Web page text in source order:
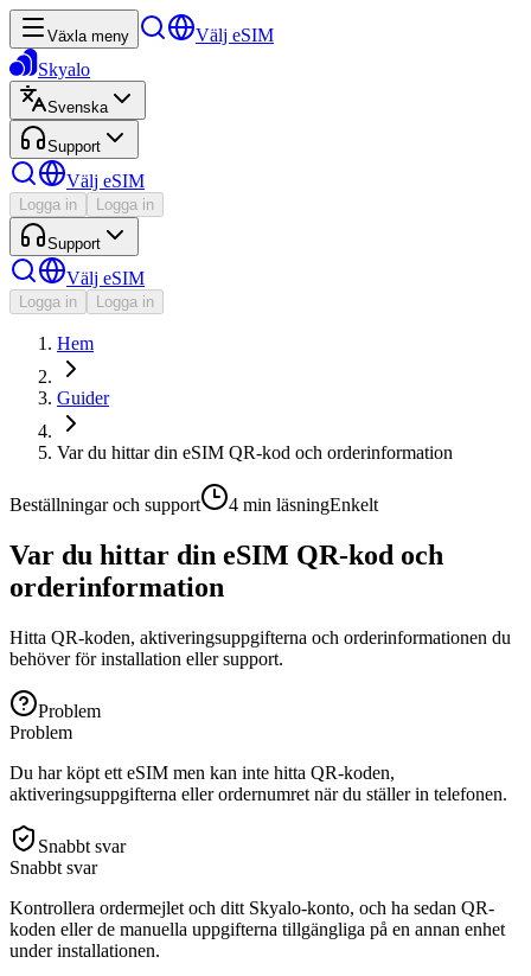
Växla meny
Välj eSIM
Skyalo
Svenska
Support
Välj eSIM
Logga in Logga in
Support
Välj eSIM
Logga in Logga in
Hem
Guider
Var du hittar din eSIM QR-kod och orderinformation
Beställningar och support 4 min läsningEnkelt
Var du hittar din eSIM QR-kod och
orderinformation
Hitta QR-koden, aktiveringsuppgifterna och orderinformationen du
behöver för installation eller support.
Problem
Problem
Du har köpt ett eSIM men kan inte hitta QR-koden,
aktiveringsuppgifterna eller ordernumret när du ställer in telefonen.
Snabbt svar
Snabbt svar
Kontrollera ordermejlet och ditt Skyalo-konto, och ha sedan QR-
koden eller de manuella uppgifterna tillgängliga på en annan enhet
under installationen.